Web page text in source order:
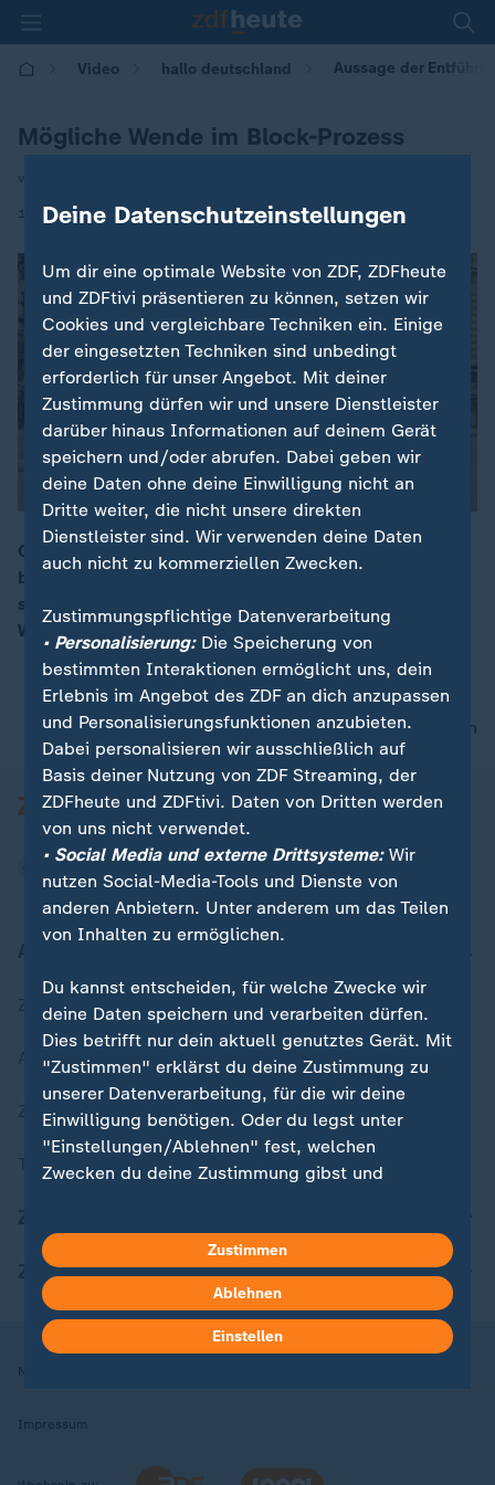
Video hallo deutschland Aussage der
Mögliche Wende im Block-Prozess
von Britta Hilpert
10.12.2025 | 17:10
Christina Block wird beschuldigt, die Entführung ihrer
beiden Kinder beauftragt zu haben. Zwei der Entführer
sollen nun vor Gericht aussagen und damit für eine
Wende im Prozess sorgen.
nach oben
Zuletzt veröffentlicht
Aktuelle Sendungs-Videos
ZDFheute Stories
Themen im Überblick
ZDFheute Apps
Nutzungsbedingungen
Impressum
Deine Datenschutzeinstellungen
Um dir eine optimale Website von ZDF, ZDFheute
und ZDFtivi präsentieren zu können, setzen wir
Cookies und vergleichbare Techniken ein. Einige
der eingesetzten Techniken sind unbedingt
erforderlich für unser Angebot. Mit deiner
Zustimmung dürfen wir und unsere Dienstleister
darüber hinaus Informationen auf deinem Gerät
speichern und/oder abrufen. Dabei geben wir
deine Daten ohne deine Einwilligung nicht an
Dritte weiter, die nicht unsere direkten
Dienstleister sind. Wir verwenden deine Daten
auch nicht zu kommerziellen Zwecken.
Zustimmungspflichtige Datenverarbeitung
• Personalisierung:Die Speicherung von
bestimmten Interaktionen ermöglicht uns, dein
Erlebnis im Angebot des ZDF an dich anzupassen
und Personalisierungsfunktionen anzubieten.
Dabei personalisieren wir ausschließlich auf
Basis deiner Nutzung von ZDF Streaming, der
ZDFheute und ZDFtivi. Daten von Dritten werden
von uns nicht verwendet.
• Social Media und externe Drittsysteme:Wir
nutzen Social-Media-Tools und Dienste von
anderen Anbietern. Unter anderem um das Teilen
von Inhalten zu ermöglichen.
Du kannst entscheiden, für welche Zwecke wir
deine Daten speichern und verarbeiten dürfen.
Dies betrifft nur dein aktuell genutztes Gerät. Mit
"Zustimmen" erklärst du deine Zustimmung zu
unserer Datenverarbeitung, für die wir deine
Einwilligung benötigen. Oder du legst unter
"Einstellungen/Ablehnen" fest, welchen
Zwecken du deine Zustimmung gibst und
in deinen Einstellungen widerrufen oder ändern.
Hier findest du das Impressum.
Weitere Informationen findest du in unserer
Datenschutzerklärung.
Zustimmen
Ablehnen
Einstellen